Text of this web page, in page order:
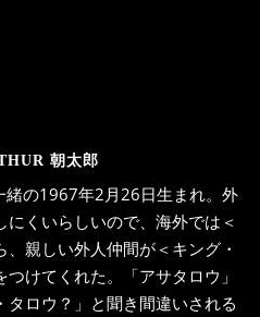
朝太郎
緒の1967年2月26日生まれ。外
にくいらしいので、海外では＜
親しい外人仲間が＜キング・
けてくれた。「アサタロウ」
タロウ？」と聞き間違いされる